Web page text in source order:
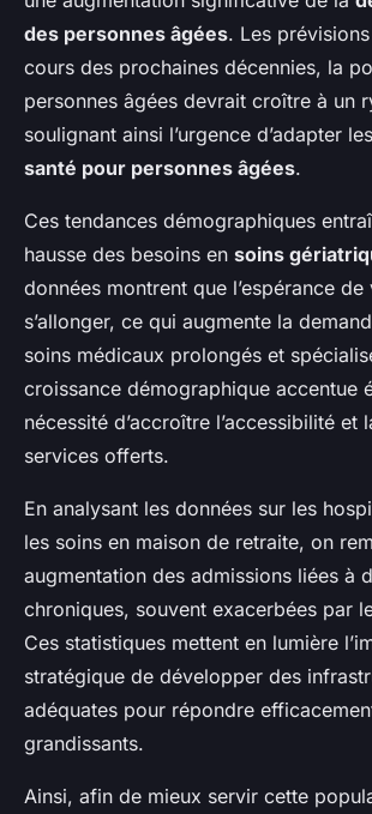
des personnes âgées. Les
cours des prochaines décennies, la
personnes âgées devrait croître à un
soulignant ainsi l’urgence d’adapter les
santé pour personnes âgées.
Ces tendances démographiques
hausse des besoins en soins
données montrent que l’espérance
s’allonger, ce qui augmente la
soins médicaux prolongés et
croissance démographique accentue
nécessité d’accroître l’accessibilité et
services offerts.
En analysant les données sur les
les soins en maison de retraite, on
augmentation des admissions liées à
chroniques, souvent exacerbées par
Ces statistiques mettent en lumière
stratégique de développer des
adéquates pour répondre
grandissants.
Ainsi, afin de mieux servir cette